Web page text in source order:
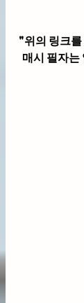
"위의 링크
매시 필자는